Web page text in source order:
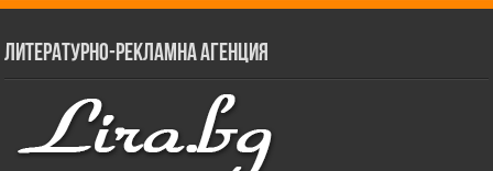
Литературно-рекламна агенция